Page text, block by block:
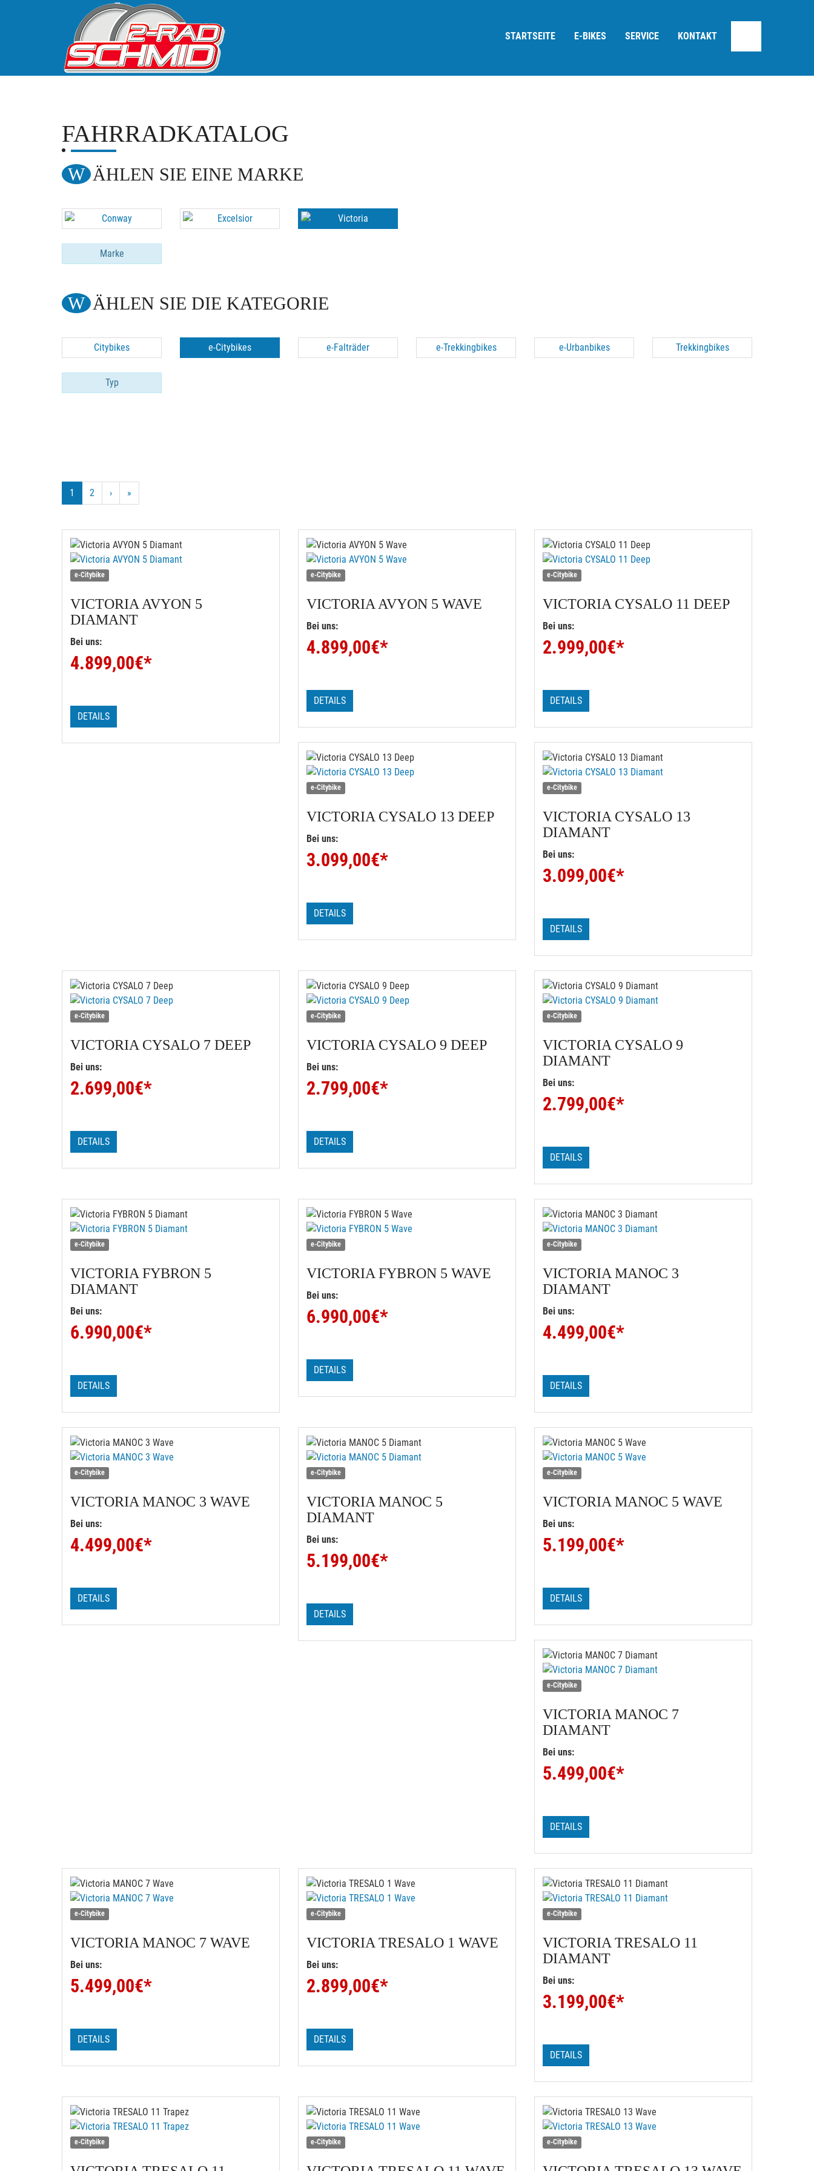
STARTSEITE E-BIKES SERVICE KONTAKT
FAHRRADKATALOG
WÄHLEN SIE EINE MARKE
Marke
WÄHLEN SIE DIE KATEGORIE
Citybikes e-Citybikes e-Falträder e-Trekkingbikes e-Urbanbikes Trekkingbikes
Typ
1 2 › »
e-Citybike
VICTORIA AVYON 5
DIAMANT
Bei uns:
4.899,00€*
DETAILS
e-Citybike
VICTORIA AVYON 5 WAVE
Bei uns:
4.899,00€*
DETAILS
e-Citybike
VICTORIA CYSALO 11 DEEP
Bei uns:
2.999,00€*
DETAILS
e-Citybike
VICTORIA CYSALO 13 DEEP
Bei uns:
3.099,00€*
DETAILS
e-Citybike
VICTORIA CYSALO 13
DIAMANT
Bei uns:
3.099,00€*
DETAILS
e-Citybike
VICTORIA CYSALO 7 DEEP
Bei uns:
2.699,00€*
DETAILS
e-Citybike
VICTORIA CYSALO 9 DEEP
Bei uns:
2.799,00€*
DETAILS
e-Citybike
VICTORIA CYSALO 9
DIAMANT
Bei uns:
2.799,00€*
DETAILS
e-Citybike
VICTORIA FYBRON 5
DIAMANT
Bei uns:
6.990,00€*
DETAILS
e-Citybike
VICTORIA FYBRON 5 WAVE
Bei uns:
6.990,00€*
DETAILS
e-Citybike
VICTORIA MANOC 3
DIAMANT
Bei uns:
4.499,00€*
DETAILS
e-Citybike
VICTORIA MANOC 3 WAVE
Bei uns:
4.499,00€*
DETAILS
e-Citybike
VICTORIA MANOC 5
DIAMANT
Bei uns:
5.199,00€*
DETAILS
e-Citybike
VICTORIA MANOC 5 WAVE
Bei uns:
5.199,00€*
DETAILS
e-Citybike
VICTORIA MANOC 7
DIAMANT
Bei uns:
5.499,00€*
DETAILS
e-Citybike
VICTORIA MANOC 7 WAVE
Bei uns:
5.499,00€*
DETAILS
e-Citybike
VICTORIA TRESALO 1 WAVE
Bei uns:
2.899,00€*
DETAILS
e-Citybike
VICTORIA TRESALO 11
DIAMANT
Bei uns:
3.199,00€*
DETAILS
e-Citybike e-Citybike e-Citybike